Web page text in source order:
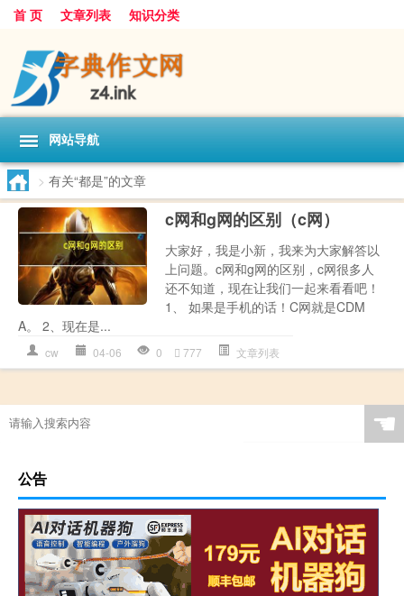
首 页 文章列表 知识分类
网站导航
> 有关“都是”的文章
c网和g网的区别（c网）
大家好，我是小新，我来为大家解答以
上问题。c网和g网的区别，c网很多人
还不知道，现在让我们一起来看看吧！
1、 如果是手机的话！C网就是CDM
A。 2、现在是...
cw 04-06 0 777 文章列表
☚
公告